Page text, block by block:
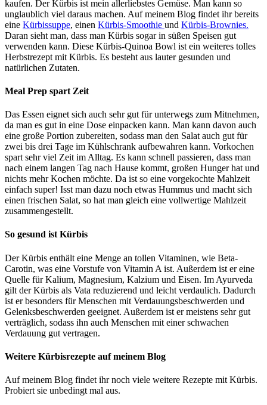
kaufen. Der Kürbis ist mein allerliebstes Gemüse. Man kann so
unglaublich viel daraus machen. Auf meinem Blog findet ihr bereits
eine Kürbissuppe, einen Kürbis-Smoothie und Kürbis-Brownies.
Daran sieht man, dass man Kürbis sogar in süßen Speisen gut
verwenden kann. Diese Kürbis-Quinoa Bowl ist ein weiteres tolles
Herbstrezept mit Kürbis. Es besteht aus lauter gesunden und
natürlichen Zutaten.
Meal Prep spart Zeit
Das Essen eignet sich auch sehr gut für unterwegs zum Mitnehmen,
da man es gut in eine Dose einpacken kann. Man kann davon auch
eine große Portion zubereiten, sodass man den Salat auch gut für
zwei bis drei Tage im Kühlschrank aufbewahren kann. Vorkochen
spart sehr viel Zeit im Alltag. Es kann schnell passieren, dass man
nach einem langen Tag nach Hause kommt, großen Hunger hat und
nichts mehr Kochen möchte. Da ist so eine vorgekochte Mahlzeit
einfach super! Isst man dazu noch etwas Hummus und macht sich
einen frischen Salat, so hat man gleich eine vollwertige Mahlzeit
zusammengestellt.
So gesund ist Kürbis
Der Kürbis enthält eine Menge an tollen Vitaminen, wie Beta-
Carotin, was eine Vorstufe von Vitamin A ist. Außerdem ist er eine
Quelle für Kalium, Magnesium, Kalzium und Eisen. Im Ayurveda
gilt der Kürbis als Vata reduzierend und leicht verdaulich. Dadurch
ist er besonders für Menschen mit Verdauungsbeschwerden und
Gelenksbeschwerden geeignet. Außerdem ist er meistens sehr gut
verträglich, sodass ihn auch Menschen mit einer schwachen
Verdauung gut vertragen.
Weitere Kürbisrezepte auf meinem Blog
Auf meinem Blog findet ihr noch viele weitere Rezepte mit Kürbis.
Probiert sie unbedingt mal aus.